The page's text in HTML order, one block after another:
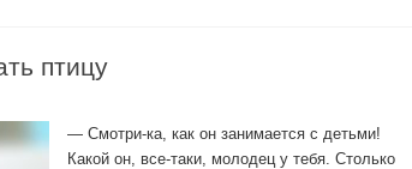
птицу
— Смотри-ка, как он занимается с детьми!
Какой он, все-таки, молодец у тебя. Столько